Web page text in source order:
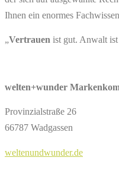
Ihnen ein enormes
„Vertrauen ist gut. Anwalt ist
welten+wunder
Provinzialstraße 26
66787 Wadgassen
weltenundwunder.de